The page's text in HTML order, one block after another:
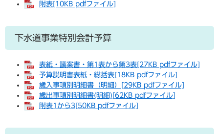
附表[10KB pdfファイル]
下水道事業特別会計予算
表紙・議案書・第1表から第3表[27KB pdfファイル]
予算説明書表紙・総括表[18KB pdfファイル]
歳入事項別明細書（明細）[29KB pdfファイル]
歳出事項別明細書(明細)[62KB pdfファイル]
附表1から3[50KB pdfファイル]